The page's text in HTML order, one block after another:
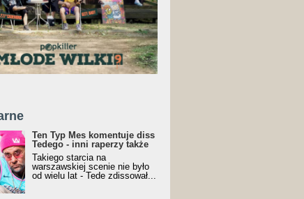
Ten Typ Mes komentuje diss
Tedego - inni raperzy także
Takiego starcia na
warszawskiej scenie nie było
od wielu lat - Tede zdissował...